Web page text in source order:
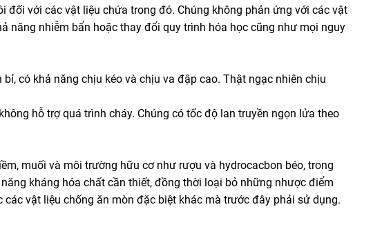
với các vật liệu chứa trong đó. Chúng không phản ứng với các vật
năng nhiễm bẩn hoặc thay đổi quy trình hóa học cũng như mọi nguy
có khả năng chịu kéo và chịu va đập cao. Thật ngạc nhiên chịu
hỗ trợ quá trình cháy. Chúng có tốc độ lan truyền ngọn lửa theo
muối và môi trường hữu cơ như rượu và hydrocacbon béo, trong
kháng hóa chất cần thiết, đồng thời loại bỏ những nhược điểm
vật liệu chống ăn mòn đặc biệt khác mà trước đây phải sử dụng.